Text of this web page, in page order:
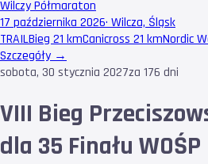
Wilczy Półmaraton
17 października 2026· Wilcza, Śląsk
TRAILBieg 21 kmCanicross 21 kmNordic
Szczegóły →
sobota, 30 stycznia 2027za 176 dni
VIII Bieg
dla 35 Finału WOŚP